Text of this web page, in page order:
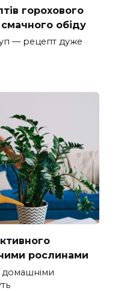
горохового
обіду
— рецепт дуже
рослинами
домашніми